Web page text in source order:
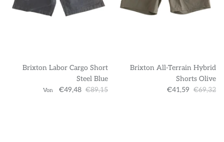
Brixton Labor Cargo Short
Steel Blue
Von €49,48 €89,15
Brixton All-Terrain Hybrid
Shorts Olive
€41,59 €69,32